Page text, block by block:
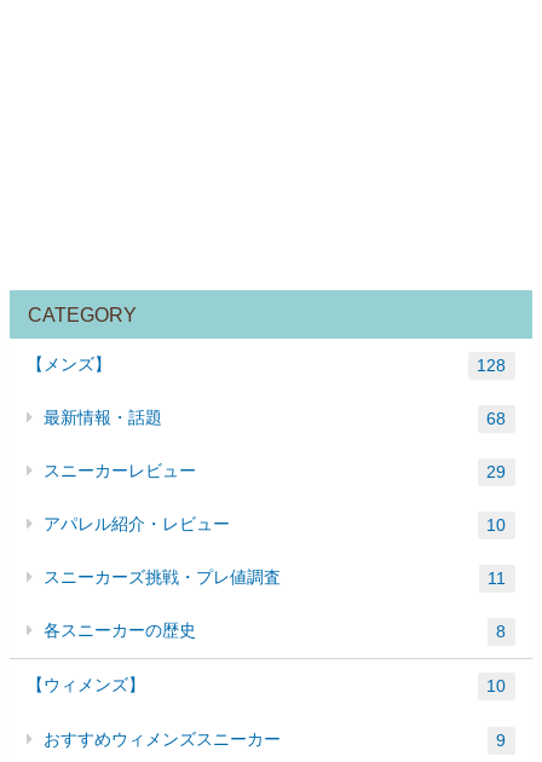
CATEGORY
【メンズ】 128
最新情報・話題 68
スニーカーレビュー 29
アパレル紹介・レビュー 10
スニーカーズ挑戦・プレ値調査 11
各スニーカーの歴史 8
【ウィメンズ】 10
おすすめウィメンズスニーカー 9